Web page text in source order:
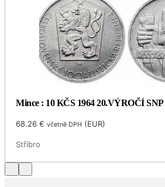
Mince : 10 KČS 1964 20.VÝROČÍ SNP
68.26€ včetně DPH (EUR)
Stříbro